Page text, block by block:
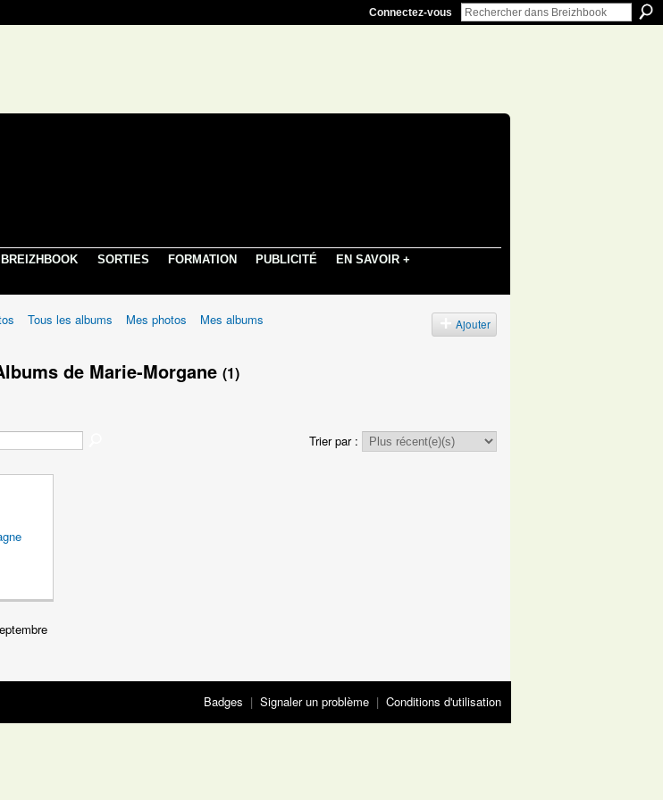
Connectez-vous
SORTIES FORMATION PUBLICITÉ
EN SAVOIR +
Tous les albums Mes photos Mes albums Ajouter
de Marie-Morgane (1)
Trier par :
Badges | Signaler un problème | Conditions d'utilisation